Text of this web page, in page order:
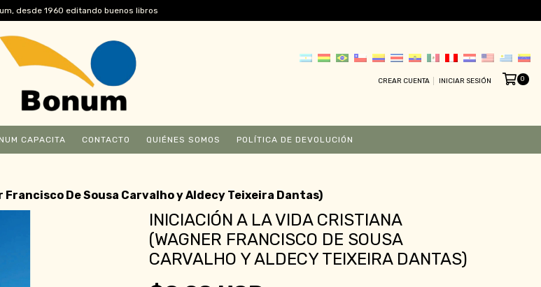
desde 1960 editando buenos libros
CREAR CUENTA INICIAR SESIÓN 0
CAPACITA CONTACTO QUIÉNES SOMOS POLÍTICA DE DEVOLUCIÓN
De Sousa Carvalho y Aldecy Teixeira Dantas)
INICIACIÓN A LA VIDA CRISTIANA
(WAGNER FRANCISCO DE SOUSA
CARVALHO Y ALDECY TEIXEIRA DANTAS)